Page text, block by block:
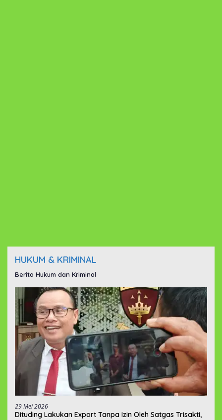
HUKUM & KRIMINAL
Berita Hukum dan Kriminal
29 Mei 2026
‎Dituding Lakukan Export Tanpa Izin Oleh Satgas Trisakti,